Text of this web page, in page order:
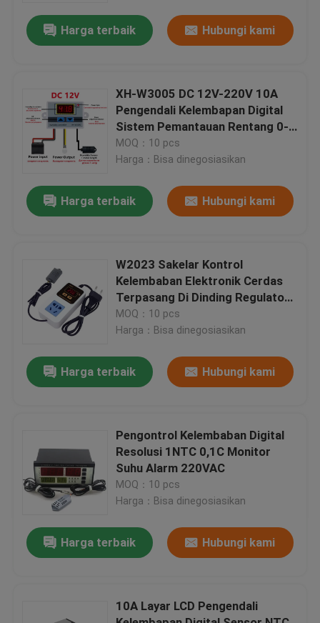
Beranda
Tentang Kami
Kontrol Kualitas
Berita
Kasus
Modul Papan Amplifier
Harga terbaik Hubungi kami
XH-W3005 DC 12V-220V 10A
Pengendali Kelembapan Digital
Sistem Pemantauan Rentang 0-
99 RH
MOQ：10 pcs
Harga：Bisa dinegosiasikan
Harga terbaik Hubungi kami
W2023 Sakelar Kontrol
Kelembaban Elektronik Cerdas
Terpasang Di Dinding Regulator
Digital 110V-220V
MOQ：10 pcs
Harga：Bisa dinegosiasikan
Harga terbaik Hubungi kami
Pengontrol Kelembaban Digital
Resolusi 1NTC 0,1C Monitor
Suhu Alarm 220VAC
MOQ：10 pcs
Harga：Bisa dinegosiasikan
Harga terbaik Hubungi kami
10A Layar LCD Pengendali